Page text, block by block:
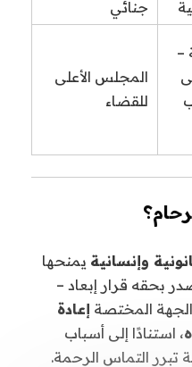
جنائي
–
المجلس الأعلى
للقضاء
وإنسانية يمنحها
بحقه قرار إبعاد –
الجهة المختصة إعادة
، استنادًا إلى أسباب
تبرر التماس الرحمة.